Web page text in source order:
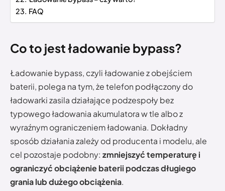
FAQ
Co to jest ładowanie bypass?
Ładowanie bypass, czyli ładowanie z obejściem
baterii, polega na tym, że telefon podłączony do
ładowarki zasila działające podzespoły bez
typowego ładowania akumulatora w tle albo z
wyraźnym ograniczeniem ładowania. Dokładny
sposób działania zależy od producenta i modelu, ale
cel pozostaje podobny: zmniejszyć temperaturę i
ograniczyć obciążenie baterii podczas długiego
grania lub dużego obciążenia.